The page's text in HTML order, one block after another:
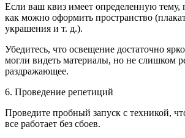
Если ваш квиз имеет определенную тему,
как можно оформить пространство
украшения и т. д.).
Убедитесь, что освещение достаточно
могли видеть материалы, но не слишком
раздражающее.
6. Проведение репетиций
Проведите пробный запуск с техникой,
все работает без сбоев.